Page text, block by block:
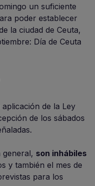
un suficiente
poder establecer
la ciudad de Ceuta,
Día de Ceuta
aplicación de la Ley
de los sábados
son inhábiles
y también el mes de
para los